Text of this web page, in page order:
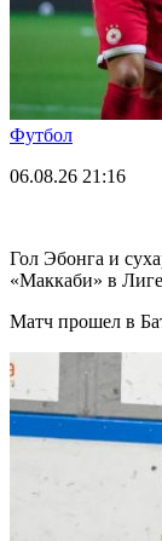
Футбол
06.08.26 21:16
Гол Эбонга и
«Маккаби» в
Матч прошел в